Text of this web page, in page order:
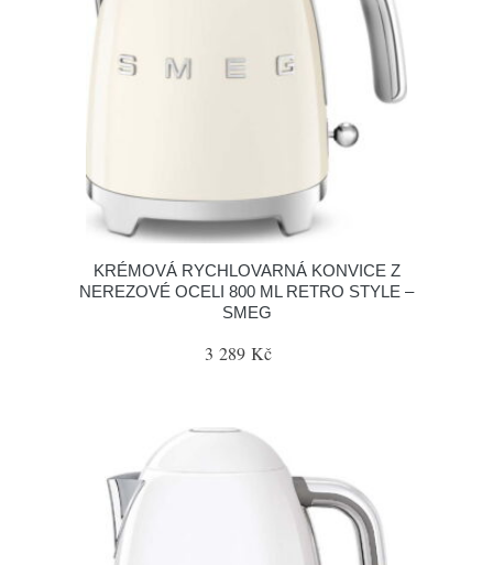
KRÉMOVÁ RYCHLOVARNÁ KONVICE Z
NEREZOVÉ OCELI 800 ML RETRO STYLE –
SMEG
3 289 Kč